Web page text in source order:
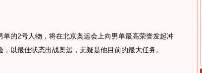
的2号人物，将在北京奥运会上向男单最高荣誉发起冲
以最佳状态出战奥运，无疑是他目前的最大任务。